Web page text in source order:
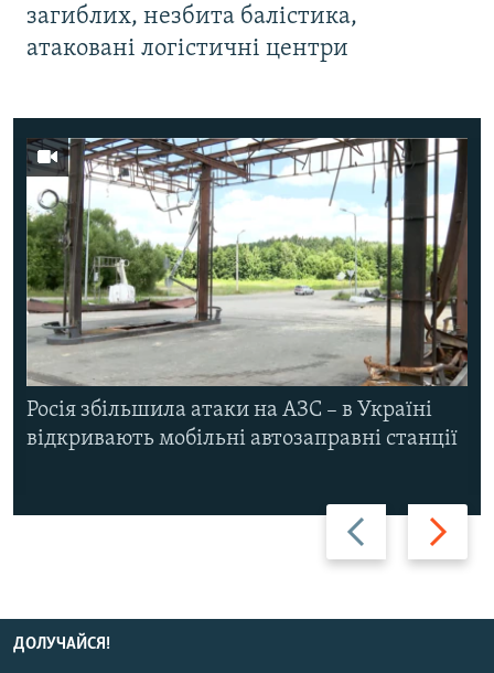
загиблих, незбита балістика,
атаковані логістичні центри
Назад Вперед
Росія збільшила атаки на АЗС – в Україні
відкривають мобільні автозаправні станції
ДОЛУЧАЙСЯ!